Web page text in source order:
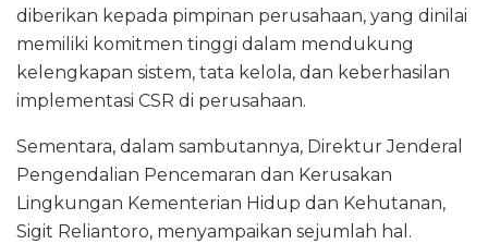
diberikan kepada pimpinan perusahaan, yang dinilai
memiliki komitmen tinggi dalam mendukung
kelengkapan sistem, tata kelola, dan keberhasilan
implementasi CSR di perusahaan.
Sementara, dalam sambutannya, Direktur Jenderal
Pengendalian Pencemaran dan Kerusakan
Lingkungan Kementerian Hidup dan Kehutanan,
Sigit Reliantoro, menyampaikan sejumlah hal.